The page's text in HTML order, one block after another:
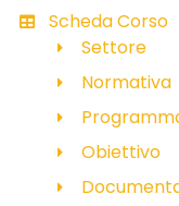
Scheda Corso
Settore
Normativa
Obiettivo